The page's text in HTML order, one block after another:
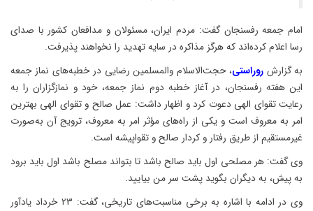
امام جمعه رفسنجان گفت: مردم ایران، مسئولان و مدافعان کشور با صدای
رسا اعلام کرده‌اند که هرگز مذاکره در سایه تهدید را نخواهند پذیرفت.
به گزارش روراستی، حجت‌الاسلام والمسلمین رضایی در خطبه‌های نماز جمعه
این هفته رفسنجان، در آغاز خطبه دوم نماز جمعه، خود و نمازگزاران را به
رعایت تقوای الهی دعوت کرد و اظهار داشت: عمل صالح و تقوای الهی بهترین
امر به معروف است و یکی از راه‌های مؤثر امر به معروف، ترویج آن به‌صورت
غیرمستقیم از طریق رفتار و کردار صالح و تقواپیشه است.
وی گفت: هر مصلحی اول باید صالح باشد تا بتواند مصلح باشد اول باید برود
به پیش، به دیگران بگوید پشت سر من بیایید.
وی در ادامه با اشاره به برخی مناسبت‌های تاریخی، گفت: ۲۳ خرداد یادآور